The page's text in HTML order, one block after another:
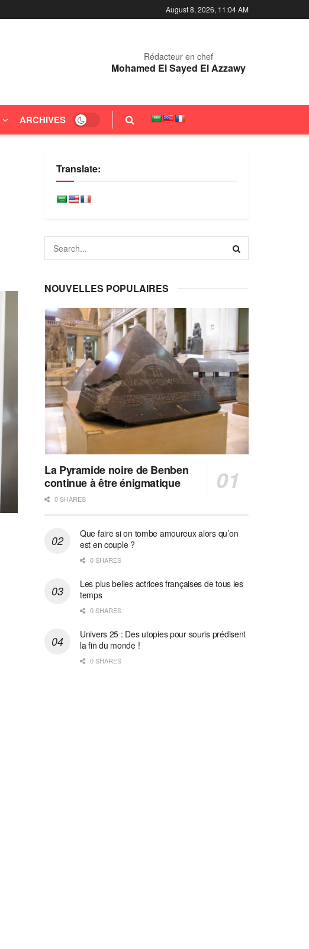
August 8, 2026, 11:04 AM
Rédacteur en chef
Mohamed El Sayed El Azzawy
ARCHIVES
Translate:
NOUVELLES POPULAIRES
La Pyramide noire de Benben
continue à être énigmatique
0 SHARES
Que faire si on tombe amoureux alors qu’on
est en couple ?
0 SHARES
Les plus belles actrices françaises de tous les
temps
0 SHARES
Univers 25 : Des utopies pour souris prédisent
la fin du monde !
0 SHARES